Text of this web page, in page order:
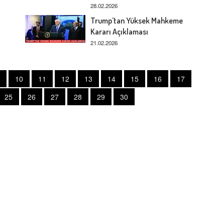
28.02.2026
Trump’tan Yüksek Mahkeme
Kararı Açıklaması
21.02.2026
10 11 12 13 14 15 16
17
25 26 27 28 29 30